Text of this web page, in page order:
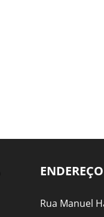
ENDEREÇO
Rua Manuel